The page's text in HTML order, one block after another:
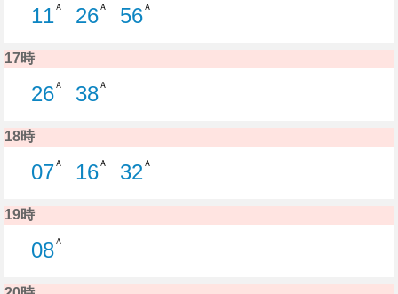
11Ａ
26Ａ
56Ａ
17時
26Ａ
38Ａ
18時
07Ａ
16Ａ
32Ａ
19時
08Ａ